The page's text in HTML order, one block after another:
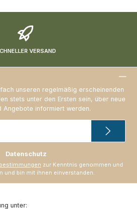
VERSAND
unseren regelmäßig erscheinenden
stets unter den Ersten sein, über neue
Angebote informiert werden.
Datenschutz
zur Kenntnis genommen und
und bin mit ihnen einverstanden.
unter: